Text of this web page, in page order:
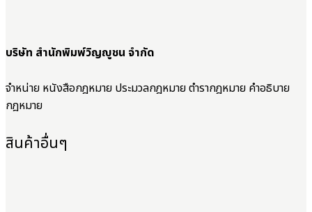
บริษัท สำนักพิมพ์วิญญูชน จำกัด
จำหน่าย หนังสือกฎหมาย ประมวลกฎหมาย ตำรากฎหมาย คำอธิบาย
กฎหมาย
สินค้าอื่นๆ